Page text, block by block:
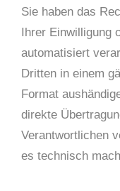
Sie haben das
Ihrer Einwilligung
automatisiert
Dritten in einem
Format
direkte
Verantwortlichen
es technisch